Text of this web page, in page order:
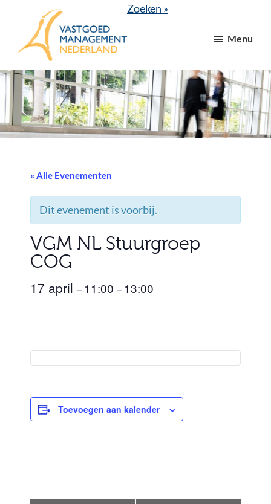
inhoud
VGM
NL
dé
branchevereniging
voor
vastgoed-
en
managers
Zoeken »
Menu
« Alle Evenementen
Dit evenement is voorbij.
VGM NL Stuurgroep
COG
17 april – 11:00 – 13:00
Toevoegen aan kalender